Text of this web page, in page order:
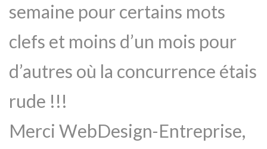
semaine pour certains mots
clefs et moins d’un mois pour
d’autres où la concurrence étais
rude !!!
Merci WebDesign-Entreprise,